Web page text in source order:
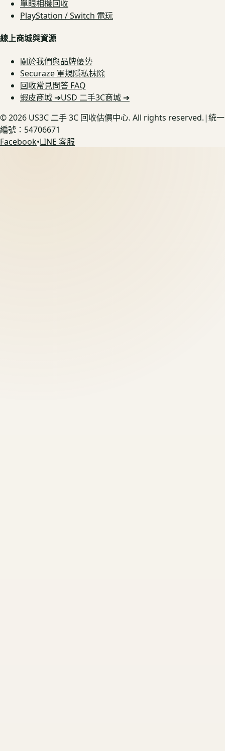
單眼相機回收
PlayStation / Switch 電玩
線上商城與資源
關於我們與品牌優勢
Securaze 軍規隱私抹除
回收常見問答 FAQ
蝦皮商城 ➔USD 二手3C商城 ➔
©2026 US3C 二手 3C 回收估價中心. All rights reserved.|統一
編號：54706671
Facebook•LINE 客服